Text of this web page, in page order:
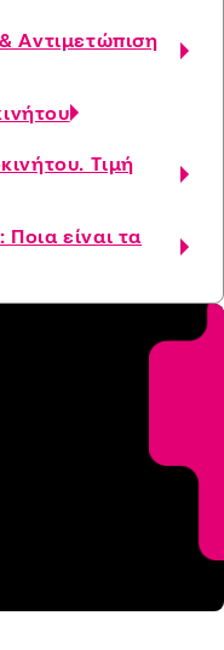
Αντιμετώπιση
Τιμή
είναι τα